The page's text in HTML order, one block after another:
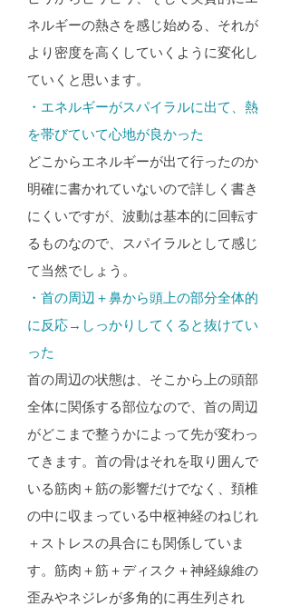
ネルギーの熱さを感じ始める、それが
より密度を高くしていくように変化し
ていくと思います。
・エネルギーがスパイラルに出て、熱
を帯びていて心地が良かった​
どこからエネルギーが出て行ったのか
明確に書かれていないので詳しく書き
にくいですが、波動は基本的に回転す
るものなので、スパイラルとして感じ
て当然でしょう。
・首の周辺＋鼻から頭上の部分全体的
に反応→しっかりしてくると抜けてい
った​
首の周辺の状態は、そこから上の頭部
全体に関係する部位なので、首の周辺
がどこまで整うかによって先が変わっ
てきます。首の骨はそれを取り囲んで
いる筋肉＋筋の影響だけでなく、頚椎
の中に収まっている中枢神経のねじれ
＋ストレスの具合にも関係していま
す。筋肉＋筋＋ディスク＋神経線維の
歪みやネジレが多角的に再生列され